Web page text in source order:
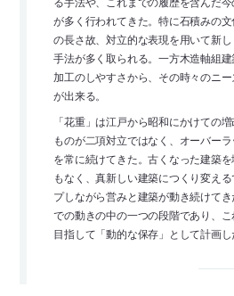
が多く行われてきた。特に石積みの
の長さ故、対立的な表現を用いて新
手法が多く取られる。一方木造軸組
加工のしやすさから、その時々のニ
が出来る。
「花重」は江戸から昭和にかけての
ものが二項対立ではなく、オーバー
を常に続けてきた。古くなった建築
もなく、真新しい建築につくり変え
プしながら営みと建築が動き続けて
での動きの中の一つの段階であり、
目指して「動的な保存」として計画し